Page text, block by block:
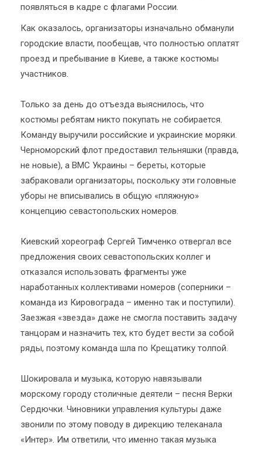
появляться в кадре с флагами России.
Как оказалось, организаторы изначально обманули
городские власти, пообещав, что полностью оплатят
проезд и пребывание в Киеве, а также костюмы
участников.
Только за день до отъезда выяснилось, что
костюмы ребятам никто покупать не собирается.
Команду выручили российские и украинские моряки.
Черноморский флот предоставил тельняшки (правда,
не новые), а ВМС Украины – береты, которые
забраковали организаторы, поскольку эти головные
уборы не вписывались в общую «пляжную»
концепцию севастопольских номеров.
Киевский хореограф Сергей Тимченко отвергал все
предложения своих севастопольских коллег и
отказался использовать фрагменты уже
наработанных коллективами номеров (соперники –
команда из Кировограда – именно так и поступили).
Заезжая «звезда» даже не смогла поставить задачу
танцорам и назначить тех, кто будет вести за собой
ряды, поэтому команда шла по Крещатику толпой.
Шокировала и музыка, которую навязывали
морскому городу столичные деятели – песня Верки
Сердючки. Чиновники управления культуры даже
звонили по этому поводу в дирекцию телеканала
«Интер». Им ответили, что именно такая музыка